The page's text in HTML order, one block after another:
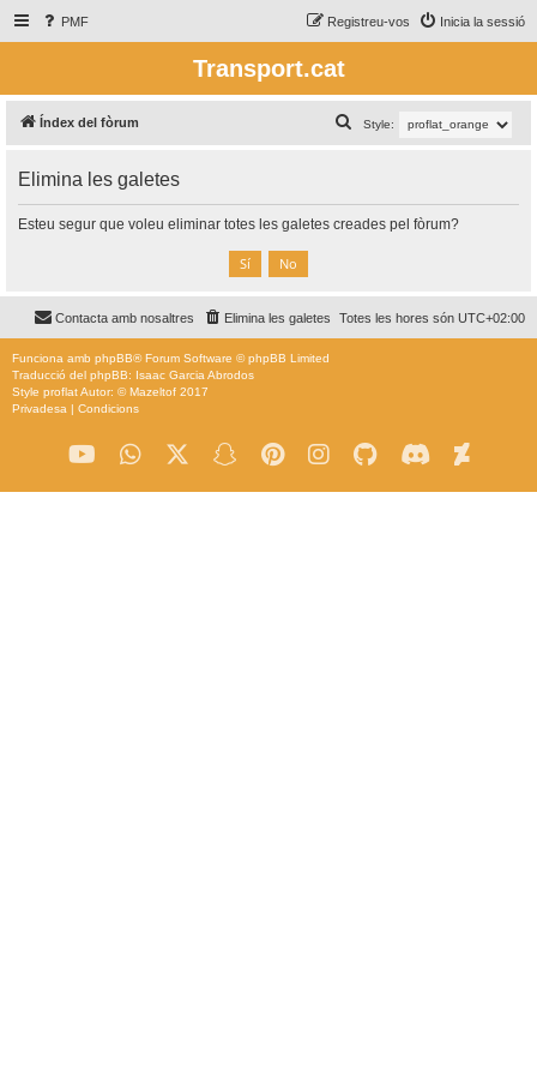
PMF Inicia la sessió
Registreu-vos
Transport.cat
Índex del fòrum Style:
e
c
Elimina les galetes
Esteu segur que voleu eliminar totes les galetes creades pel fòrum?
Totes les hores són UTC+02:00
Elimina les galetes
Contacta amb nosaltres
Funciona amb phpBB® Forum Software © phpBB Limited
Traducció del phpBB: Isaac Garcia Abrodos
Style proflatAutor: ©Mazeltof 2017
Privadesa | Condicions